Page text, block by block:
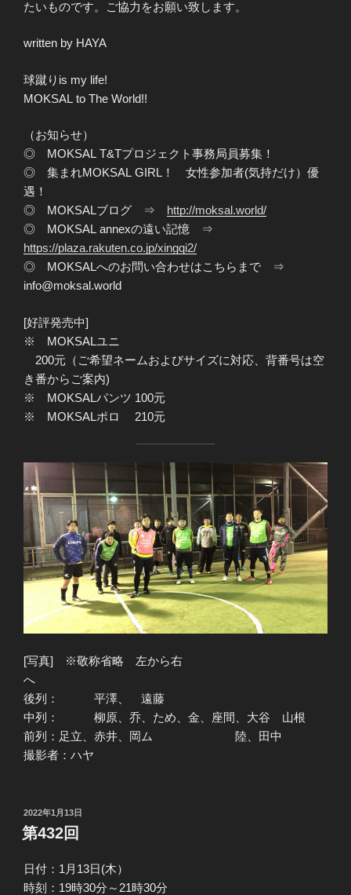
たいものです。ご協力をお願い致します。
written by HAYA
球蹴りis my life!
MOKSAL to The World!!
（お知らせ）
◎ MOKSAL T&Tプロジェクト事務局員募集！
◎ 集まれMOKSAL GIRL！ 女性参加者(気持だけ）優
遇！
◎ MOKSALブログ ⇒ http://moksal.world/
◎ MOKSAL annexの遠い記憶 ⇒
https://plaza.rakuten.co.jp/xingqi2/
◎ MOKSALへのお問い合わせはこちらまで ⇒
info@moksal.world
[好評発売中]
※ MOKSALユニ
200元（ご希望ネームおよびサイズに対応、背番号は空
き番からご案内)
※ MOKSALパンツ 100元
※ MOKSALポロ 210元
[写真] ※敬称省略 左から右
へ
後列： 平澤、 遠藤
中列： 柳原、乔、ため、金、座間、大谷 山根
前列：足立、赤井、岡ム 陸、田中
撮影者：ハヤ
投
稿
日:
2022年1月13日
第432回
日付：1月13日(木）
時刻：19時30分～21時30分